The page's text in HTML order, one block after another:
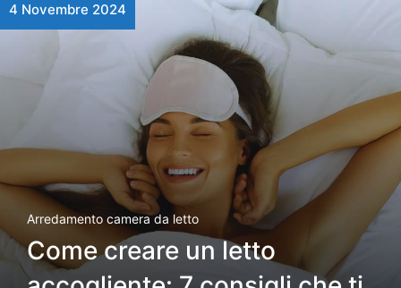
4 Novembre 2024
Arredamento camera da letto
Come creare un letto